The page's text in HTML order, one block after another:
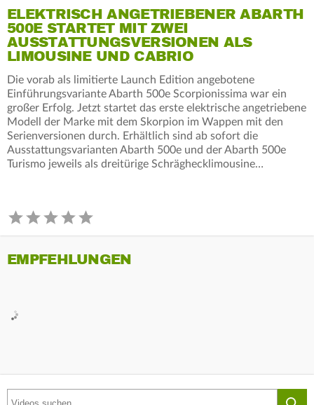
ELEKTRISCH ANGETRIEBENER ABARTH
500E STARTET MIT ZWEI
AUSSTATTUNGSVERSIONEN ALS
LIMOUSINE UND CABRIO
Die vorab als limitierte Launch Edition angebotene
Einführungsvariante Abarth 500e Scorpionissima war ein
großer Erfolg. Jetzt startet das erste elektrische angetriebene
Modell der Marke mit dem Skorpion im Wappen mit den
Serienversionen durch. Erhältlich sind ab sofort die
Ausstattungsvarianten Abarth 500e und der Abarth 500e
Turismo jeweils als dreitürige Schräghecklimousine…
EMPFEHLUNGEN